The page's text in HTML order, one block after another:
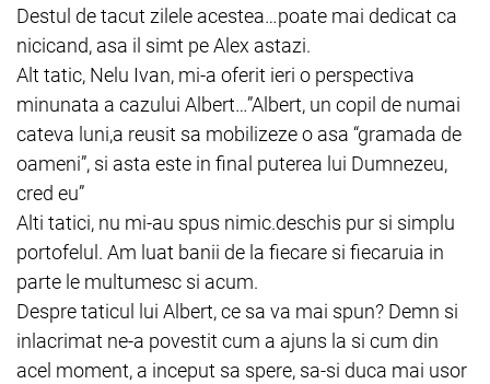
Destul de tacut zilele acestea…poate mai dedicat ca
nicicand, asa il simt pe Alex astazi.
Alt tatic, Nelu Ivan, mi-a oferit ieri o perspectiva
minunata a cazului Albert…”Albert, un copil de numai
cateva luni,a reusit sa mobilizeze o asa “gramada de
oameni”, si asta este in final puterea lui Dumnezeu,
cred eu”
Alti tatici, nu mi-au spus nimic.deschis pur si simplu
portofelul. Am luat banii de la fiecare si fiecaruia in
parte le multumesc si acum.
Despre taticul lui Albert, ce sa va mai spun? Demn si
inlacrimat ne-a povestit cum a ajuns la si cum din
acel moment, a inceput sa spere, sa-si duca mai usor